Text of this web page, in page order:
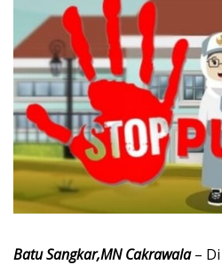
Batu Sangkar,MN Cakrawala–